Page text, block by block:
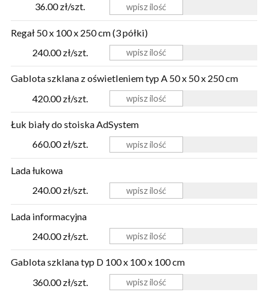
36.00 zł/szt.
Regał 50 x 100 x 250 cm (3 półki)
240.00 zł/szt.
Gablota szklana z oświetleniem typ A 50 x 50 x 250 cm
420.00 zł/szt.
Łuk biały do stoiska AdSystem
660.00 zł/szt.
Lada łukowa
240.00 zł/szt.
Lada informacyjna
240.00 zł/szt.
Gablota szklana typ D 100 x 100 x 100 cm
360.00 zł/szt.